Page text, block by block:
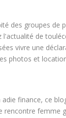
des groupes de
l'actualité de
vivre une
photos et
finance, ce
rencontre femme